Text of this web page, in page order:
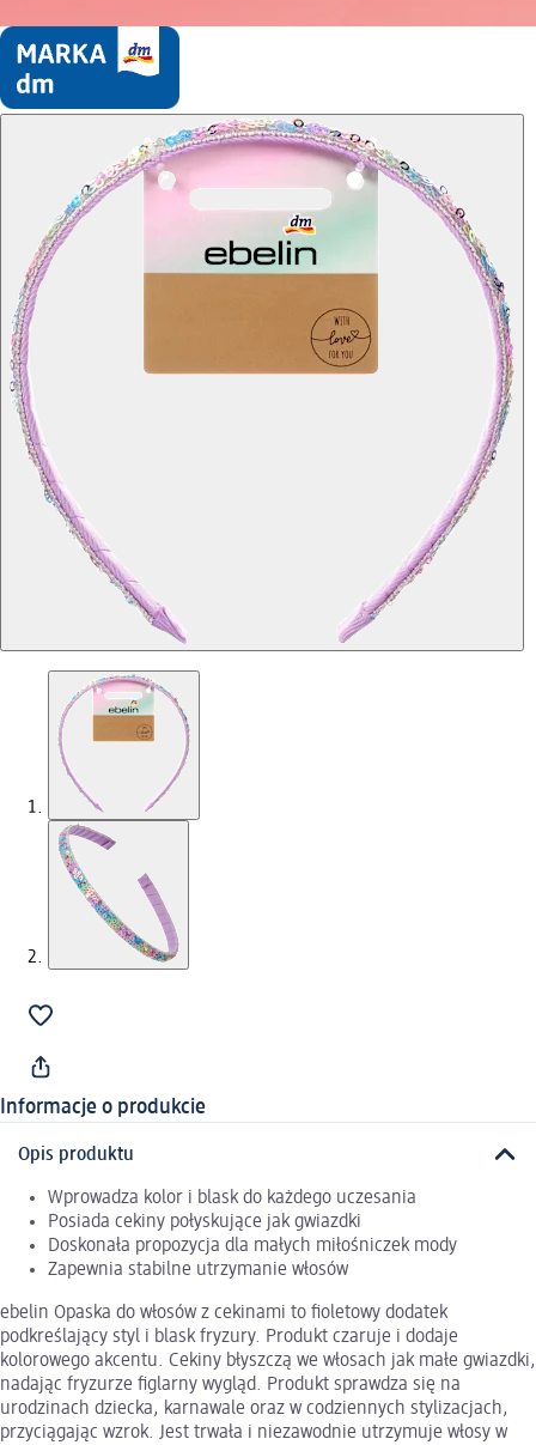
Informacje o produkcie
Opis produktu
Wprowadza kolor i blask do każdego uczesania
Posiada cekiny połyskujące jak gwiazdki
Doskonała propozycja dla małych miłośniczek mody
Zapewnia stabilne utrzymanie włosów
ebelin Opaska do włosów z cekinami to fioletowy dodatek
podkreślający styl i blask fryzury. Produkt czaruje i dodaje
kolorowego akcentu. Cekiny błyszczą we włosach jak małe gwiazdki,
nadając fryzurze figlarny wygląd. Produkt sprawdza się na
urodzinach dziecka, karnawale oraz w codziennych stylizacjach,
przyciągając wzrok. Jest trwała i niezawodnie utrzymuje włosy w